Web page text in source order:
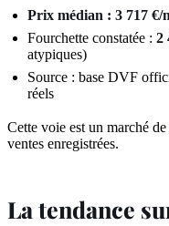
Prix médian : 3 717 €/
Fourchette constatée :2
atypiques)
Source : base DVF
réels
Cette voie est un marché de
ventes enregistrées.
La tendance